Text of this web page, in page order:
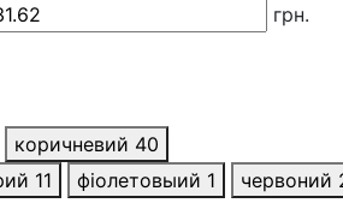
грн.
коричневий 40
11 фіолетовыий 1 червоний